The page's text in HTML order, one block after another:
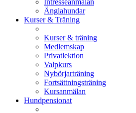
Änglahundar
Kurser & Träning
Kurser & träning
Medlemskap
Privatlektion
Valpkurs
Nybörjarträning
Fortsättningsträning
Kursanmälan
Hundpensionat